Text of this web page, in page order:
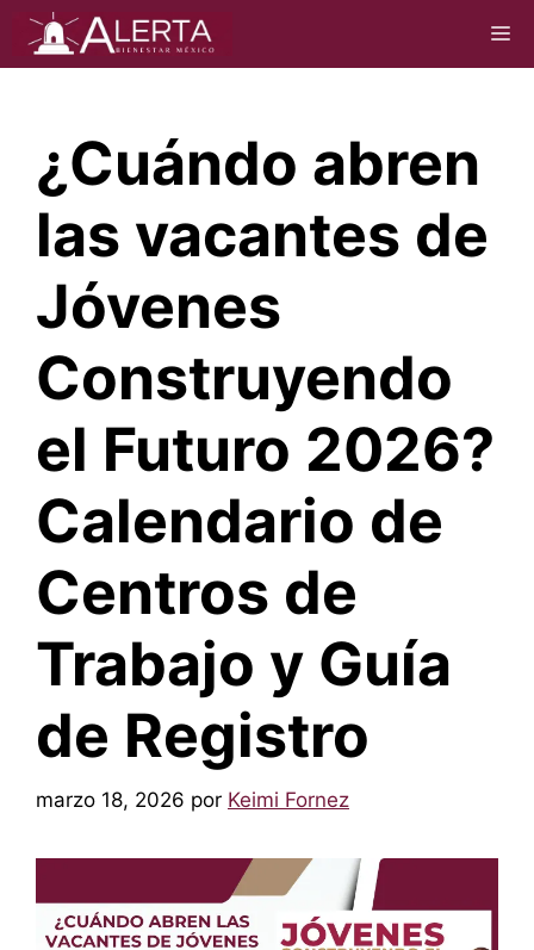
Saltar
contenido
¿Cuándo abren
las vacantes de
Jóvenes
Construyendo
el Futuro 2026?
Calendario de
Centros de
Trabajo y Guía
de Registro
marzo 18, 2026 por Keimi Fornez